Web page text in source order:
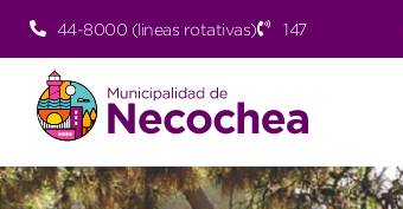
44-8000 (lineas rotativas) 147